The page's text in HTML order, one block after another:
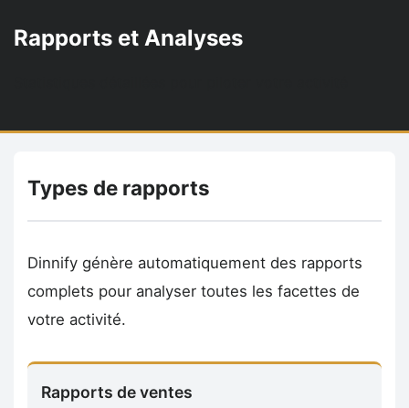
Rapports et Analyses
Types de rapports
Dinnify génère automatiquement des rapports
complets pour analyser toutes les facettes de
votre activité.
Rapports de ventes